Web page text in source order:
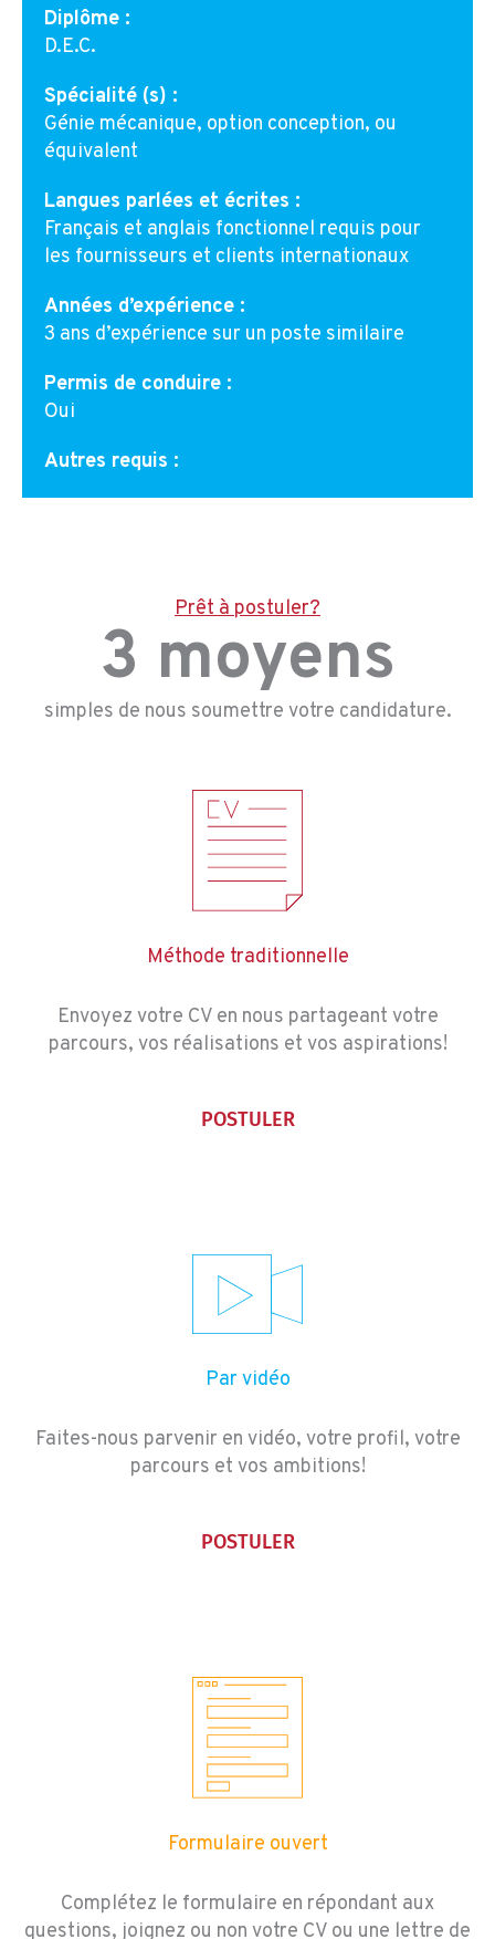
Diplôme :
D.E.C.
Spécialité (s) :
Génie mécanique, option conception, ou
équivalent
Langues parlées et écrites :
Français et anglais fonctionnel requis pour
les fournisseurs et clients internationaux
Années d’expérience :
3 ans d’expérience sur un poste similaire
Permis de conduire :
Oui
Autres requis :
Prêt à postuler?
3 moyens
simples de nous soumettre votre candidature.
Méthode traditionnelle
Envoyez votre CV en nous partageant votre
parcours, vos réalisations et vos aspirations!
POSTULER
Par vidéo
Faites-nous parvenir en vidéo, votre profil, votre
parcours et vos ambitions!
POSTULER
Formulaire ouvert
Complétez le formulaire en répondant aux
questions, joignez ou non votre CV ou une lettre de